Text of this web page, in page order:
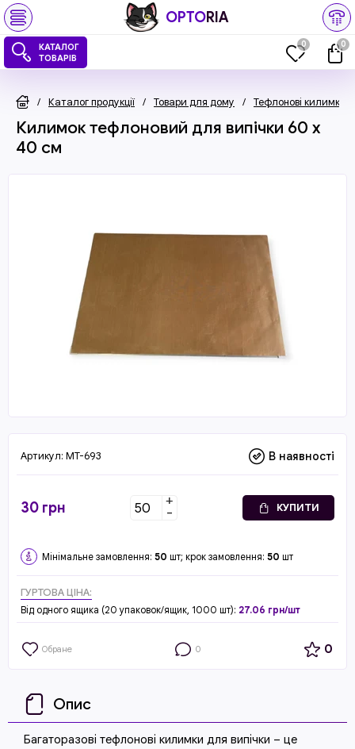
OPTORIA
КАТАЛОГ
ТОВАРІВ
0 0
/ Каталог продукції / Товари для дому / Тефлонові килимки
Килимок тефлоновий для випічки 60 x
40 см
Артикул: MT-693 В наявності
30 грн +
- КУПИТИ
Мінімальне замовлення: 50 шт; крок замовлення: 50 шт
ГУРТОВА ЦІНА:
Від одного ящика (20 упаковок/ящик, 1000 шт): 27.06 грн/шт
Обране 0 0
Опис
Багаторазові тефлонові килимки для випічки – це